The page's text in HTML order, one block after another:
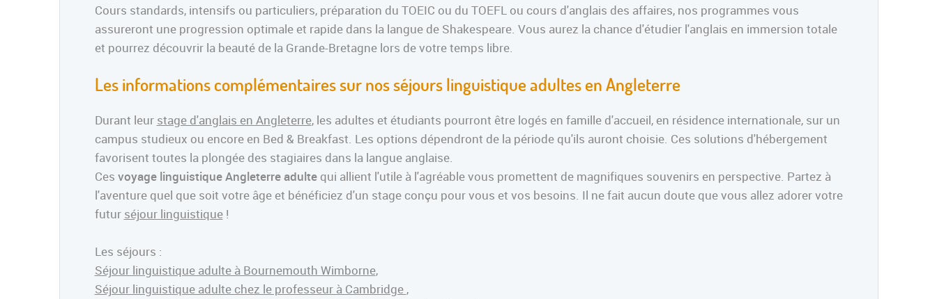
Cours standards, intensifs ou particuliers, préparation du TOEIC ou du TOEFL ou cours d'anglais des affaires, nos programmes vous
assureront une progression optimale et rapide dans la langue de Shakespeare. Vous aurez la chance d'étudier l'anglais en immersion totale
et pourrez découvrir la beauté de la Grande-Bretagne lors de votre temps libre.
Les informations complémentaires sur nos séjours linguistique adultes en Angleterre
Durant leur stage d'anglais en Angleterre, les adultes et étudiants pourront être logés en famille d'accueil, en résidence internationale, sur un
campus studieux ou encore en Bed & Breakfast. Les options dépendront de la période qu'ils auront choisie. Ces solutions d'hébergement
favorisent toutes la plongée des stagiaires dans la langue anglaise.
Ces voyage linguistique Angleterre adultequi allient l'utile à l'agréable vous promettent de magnifiques souvenirs en perspective. Partez à
l'aventure quel que soit votre âge et bénéficiez d'un stage conçu pour vous et vos besoins. Il ne fait aucun doute que vous allez adorer votre
futur séjour linguistique!
Les séjours :
Séjour linguistique adulte à Bournemouth Wimborne,
Séjour linguistique adulte chez le professeur à Cambridge ,